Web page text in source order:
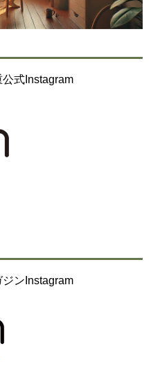
式Instagram
ンInstagram